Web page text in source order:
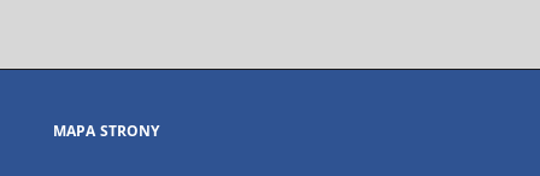
się
karcie
MAPA STRONY